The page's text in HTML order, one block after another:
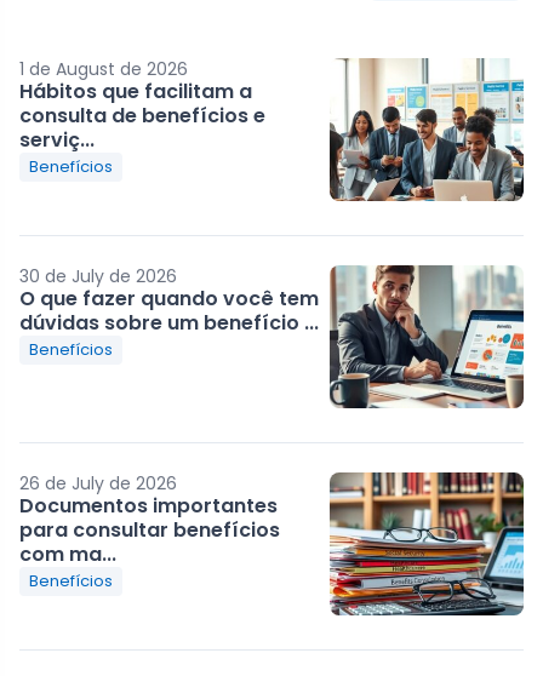
1 de August de 2026
Hábitos que facilitam a
consulta de benefícios e
serviç...
Benefícios
30 de July de 2026
O que fazer quando você tem
dúvidas sobre um benefício ...
Benefícios
26 de July de 2026
Documentos importantes
para consultar benefícios
com ma...
Benefícios